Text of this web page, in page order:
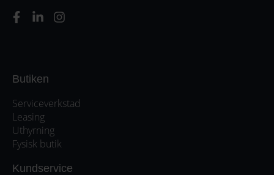
Butiken
Serviceverkstad
Leasing
Uthyrning
Fysisk butik
Kundservice